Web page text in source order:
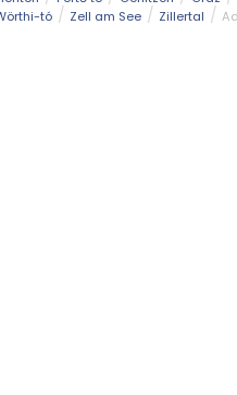
tó Zell am See Zillertal